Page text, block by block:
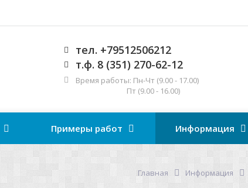
тел. +79512506212
т.ф. 8 (351) 270-62-12
Время работы: Пн-Чт (9.00 - 17.00)
Пт (9.00 - 16.00)
Примеры работ Информация
Главная Информация